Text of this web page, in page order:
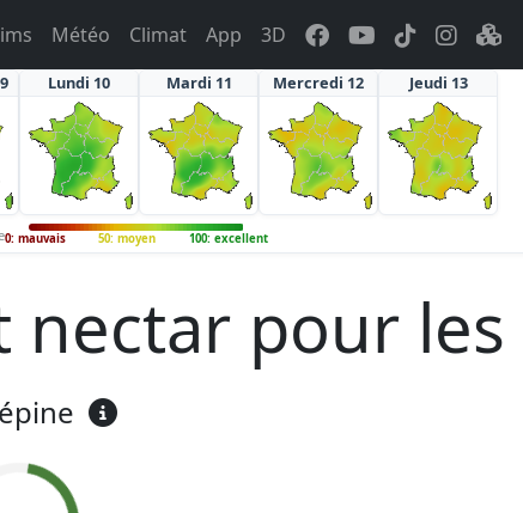
Météo Climat App 3D
Lundi 10 Mardi 11 Mercredi 12 Jeudi 13
0: mauvais 50: moyen 100: excellent
pour les